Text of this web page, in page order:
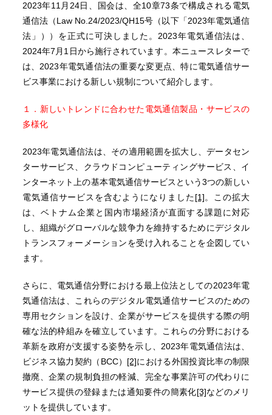
2023年11月24日、国会は、全10章73条で構成される電気
通信法（Law No.24/2023/QH15号（以下「2023年電気通信
法」））を正式に可決しました。2023年電気通信法は、
2024年7月1日から施行されています。本ニュースレターで
は、2023年電気通信法の重要な変更点、特に電気通信サー
ビス事業における新しい規制について紹介します。
１．新しいトレンドに合わせた電気通信製品・サービスの
多様化
2023年電気通信法は、その適用範囲を拡大し、データセン
ターサービス、クラウドコンピューティングサービス、イ
ンターネット上の基本電気通信サービスという3つの新しい
電気通信サービスを含むようになりました[1]。この拡大
は、ベトナム企業と国内市場経済が直面する課題に対応
し、組織がグローバルな競争力を維持するためにデジタル
トランスフォーメーションを受け入れることを企図してい
ます。
さらに、電気通信分野における最上位法としての2023年電
気通信法は、これらのデジタル電気通信サービスのための
専用セクションを設け、企業がサービスを提供する際の明
確な法的枠組みを確立しています。これらの分野における
革新を政府が支援する姿勢を示し、2023年電気通信法は、
ビジネス協力契約（BCC） [2]における外国投資比率の制限
撤廃、企業の規制負担の軽減、完全な事業許可の代わりに
サービス提供の登録または通知要件の簡素化[3]などのメリ
ットを提供しています。